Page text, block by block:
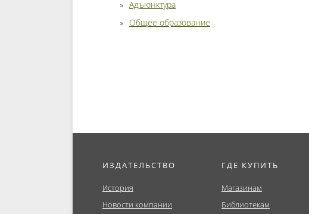
Адъюнктура
Общее образование
ИЗДАТЕЛЬСТВО
История
Новости компании
ГДЕ КУПИТЬ
Магазинам
Библиотекам